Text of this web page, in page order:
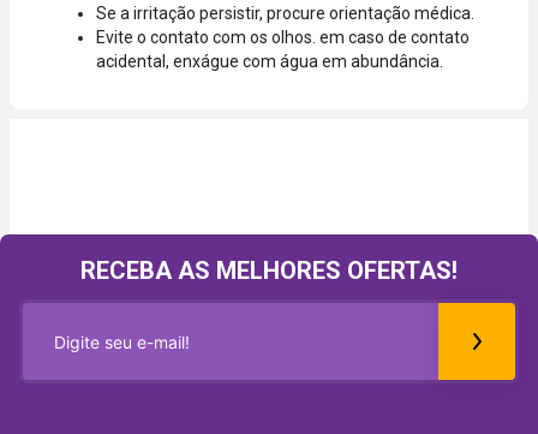
Se a irritação persistir, procure orientação médica.
Evite o contato com os olhos. em caso de contato
acidental, enxágue com água em abundância.
RECEBA AS MELHORES OFERTAS!